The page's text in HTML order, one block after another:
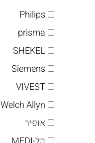
Philips
prisma
SHEKEL
Siemens
VIVEST
Welch Allyn
אופיר